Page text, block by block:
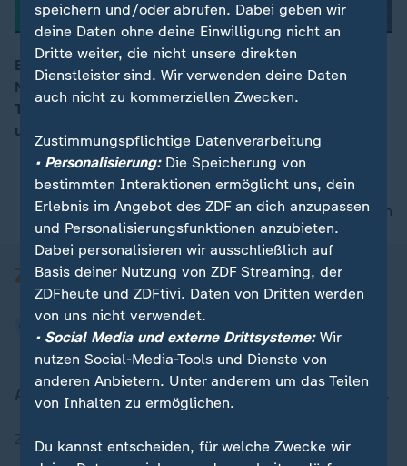
00:16
Eisregen und Glatteis sorgen heute vor allem im
Nordosten für gefährliche Bedingungen. Die
Tageshöchsttemperaturen liegen dabei zwischen -2
und 10 Grad.
nach oben
Aktuell bei ZDFheute
Zuletzt veröffentlicht
speichern und/oder abrufen. Dabei geben wir
deine Daten ohne deine Einwilligung nicht an
Dritte weiter, die nicht unsere direkten
Dienstleister sind. Wir verwenden deine Daten
auch nicht zu kommerziellen Zwecken.
Zustimmungspflichtige Datenverarbeitung
• Personalisierung:Die Speicherung von
bestimmten Interaktionen ermöglicht uns, dein
Erlebnis im Angebot des ZDF an dich anzupassen
und Personalisierungsfunktionen anzubieten.
Dabei personalisieren wir ausschließlich auf
Basis deiner Nutzung von ZDF Streaming, der
ZDFheute und ZDFtivi. Daten von Dritten werden
von uns nicht verwendet.
• Social Media und externe Drittsysteme:Wir
nutzen Social-Media-Tools und Dienste von
anderen Anbietern. Unter anderem um das Teilen
von Inhalten zu ermöglichen.
Du kannst entscheiden, für welche Zwecke wir